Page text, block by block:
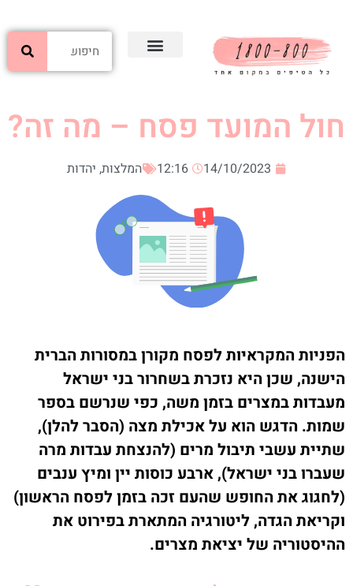
חול המועד פסח – מה זה?
14/10/2023
12:16 המלצות, יהדות
הפניות המקראיות לפסח מקורן במסורות הברית
הישנה, שכן היא נזכרת בשחרור בני ישראל
מעבדות במצרים בזמן משה, כפי שנרשם בספר
שמות. הדגש הוא על אכילת מצה (הסבר להלן),
שתיית עשבי תיבול מרים (להנצחת עבדות מרה
שעברו בני ישראל), ארבע כוסות יין ומיץ ענבים
(לחגוג את החופש שהעם זכה בזמן לפסח הראשון)
וקריאת הגדה, ליטורגיה המתארת בפירוט את
ההיסטוריה של יציאת מצרים.